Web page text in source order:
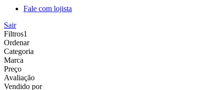
Fale com lojista
Sair
Filtros1
Ordenar
Categoria
Marca
Preço
Avaliação
Vendido por